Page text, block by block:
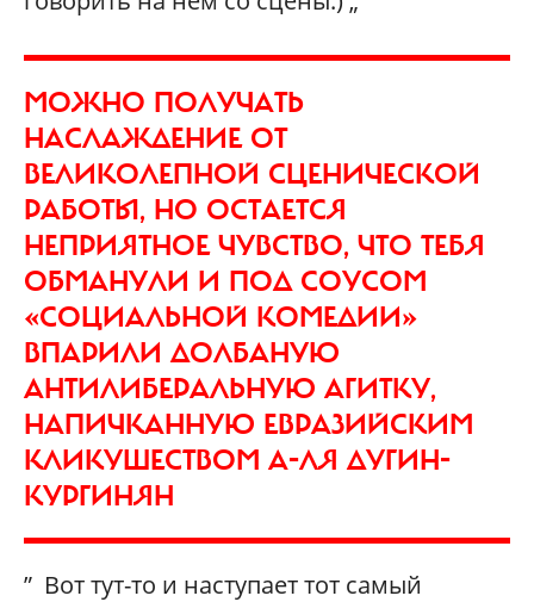
МОЖНО ПОЛУЧАТЬ
НАСЛАЖДЕНИЕ ОТ
ВЕЛИКОЛЕПНОЙ СЦЕНИЧЕСКОЙ
РАБОТЫ, НО ОСТАЕТСЯ
НЕПРИЯТНОЕ ЧУВСТВО, ЧТО ТЕБЯ
ОБМАНУЛИ И ПОД СОУСОМ
«СОЦИАЛЬНОЙ КОМЕДИИ»
ВПАРИЛИ ДОЛБАНУЮ
АНТИЛИБЕРАЛЬНУЮ АГИТКУ,
НАПИЧКАННУЮ ЕВРАЗИЙСКИМ
КЛИКУШЕСТВОМ А-ЛЯ ДУГИН-
КУРГИНЯН
” Вот тут-то и наступает тот самый